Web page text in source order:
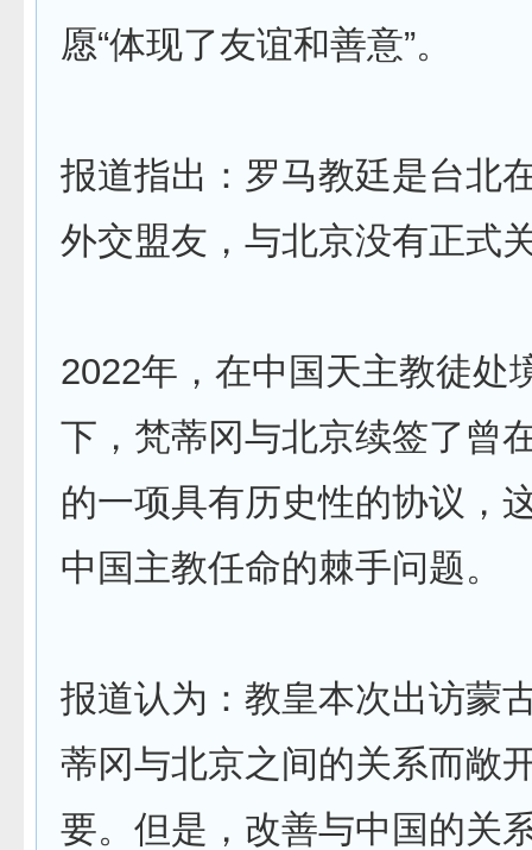
愿“体现了友谊和善意”。
报道指出：罗马教廷是台北
外交盟友，与北京没有正式
2022年，在中国天主教徒处
下，梵蒂冈与北京续签了曾
的一项具有历史性的协议，
中国主教任命的棘手问题。
报道认为：教皇本次出访蒙
蒂冈与北京之间的关系而敞
要。但是，改善与中国的关